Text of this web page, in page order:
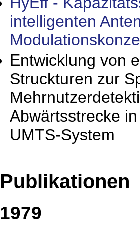
intelligenten
Entwicklung von
Struckturen zur
Abwärtsstrecke
UMTS-System
Publikationen
1979